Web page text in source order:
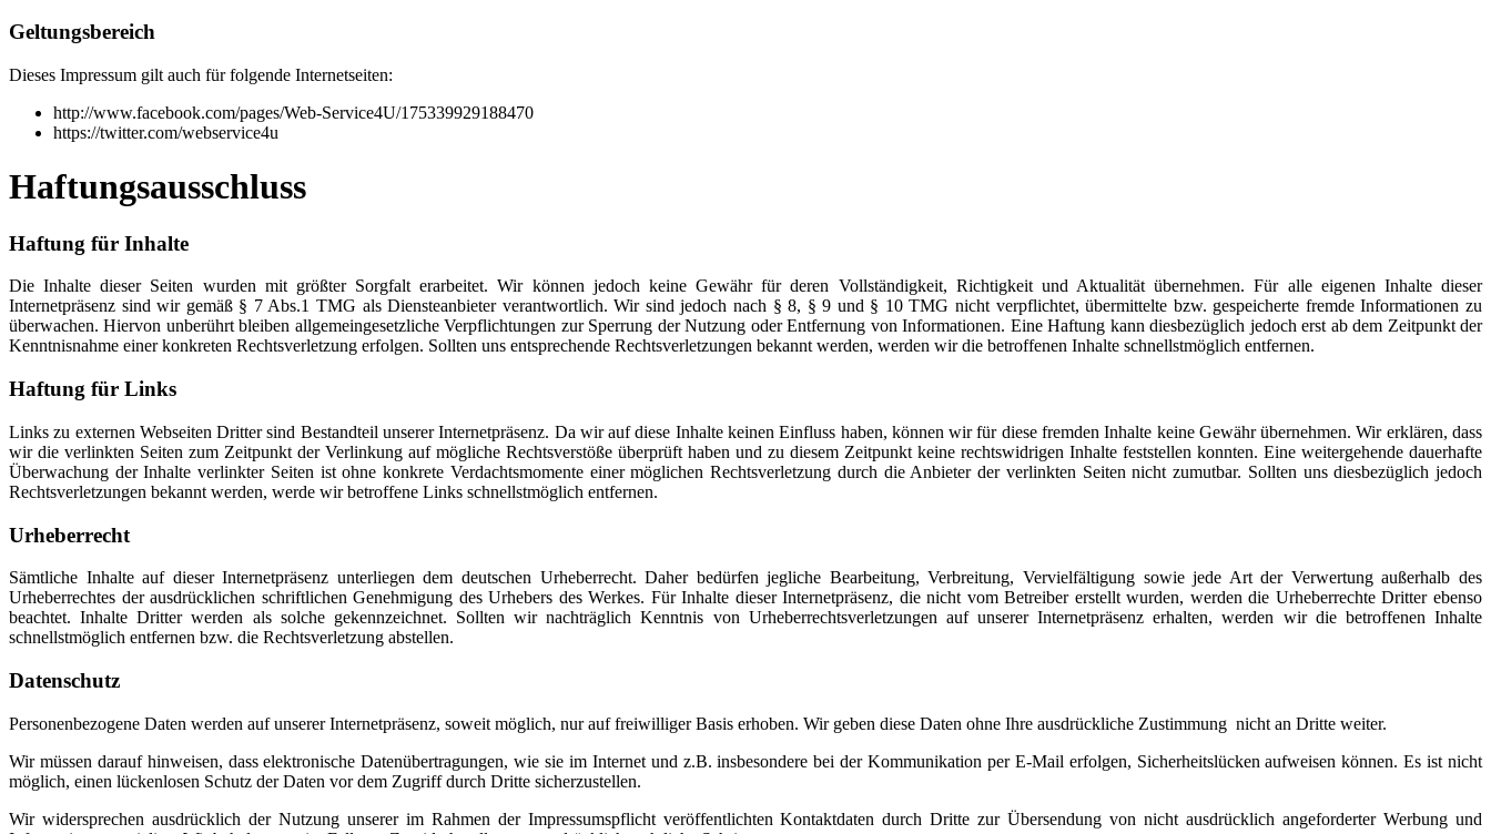
Geltungsbereich
Dieses Impressum gilt auch für folgende Internetseiten:
http://www.facebook.com/pages/Web-Service4U/175339929188470
https://twitter.com/webservice4u
Haftungsausschluss
Haftung für Inhalte
Die Inhalte dieser Seiten wurden mit größter Sorgfalt erarbeitet. Wir können jedoch keine Gewähr für deren Vollständigkeit, Richtigkeit und Aktualität übernehmen. Für alle eigenen Inhalte dieser
Internetpräsenz sind wir gemäß § 7 Abs.1 TMG als Diensteanbieter verantwortlich. Wir sind jedoch nach § 8, § 9 und § 10 TMG nicht verpflichtet, übermittelte bzw. gespeicherte fremde Informationen zu
überwachen. Hiervon unberührt bleiben allgemeingesetzliche Verpflichtungen zur Sperrung der Nutzung oder Entfernung von Informationen. Eine Haftung kann diesbezüglich jedoch erst ab dem Zeitpunkt der
Kenntnisnahme einer konkreten Rechtsverletzung erfolgen. Sollten uns entsprechende Rechtsverletzungen bekannt werden, werden wir die betroffenen Inhalte schnellstmöglich entfernen.
Haftung für Links
Links zu externen Webseiten Dritter sind Bestandteil unserer Internetpräsenz. Da wir auf diese Inhalte keinen Einfluss haben, können wir für diese fremden Inhalte keine Gewähr übernehmen. Wir erklären, dass
wir die verlinkten Seiten zum Zeitpunkt der Verlinkung auf mögliche Rechtsverstöße überprüft haben und zu diesem Zeitpunkt keine rechtswidrigen Inhalte feststellen konnten. Eine weitergehende dauerhafte
Überwachung der Inhalte verlinkter Seiten ist ohne konkrete Verdachtsmomente einer möglichen Rechtsverletzung durch die Anbieter der verlinkten Seiten nicht zumutbar. Sollten uns diesbezüglich jedoch
Rechtsverletzungen bekannt werden, werde wir betroffene Links schnellstmöglich entfernen.
Urheberrecht
Sämtliche Inhalte auf dieser Internetpräsenz unterliegen dem deutschen Urheberrecht. Daher bedürfen jegliche Bearbeitung, Verbreitung, Vervielfältigung sowie jede Art der Verwertung außerhalb des
Urheberrechtes der ausdrücklichen schriftlichen Genehmigung des Urhebers des Werkes. Für Inhalte dieser Internetpräsenz, die nicht vom Betreiber erstellt wurden, werden die Urheberrechte Dritter ebenso
beachtet. Inhalte Dritter werden als solche gekennzeichnet. Sollten wir nachträglich Kenntnis von Urheberrechtsverletzungen auf unserer Internetpräsenz erhalten, werden wir die betroffenen Inhalte
schnellstmöglich entfernen bzw. die Rechtsverletzung abstellen.
Datenschutz
Personenbezogene Daten werden auf unserer Internetpräsenz, soweit möglich, nur auf freiwilliger Basis erhoben. Wir geben diese Daten ohne Ihre ausdrückliche Zustimmung nicht an Dritte weiter.
Wir müssen darauf hinweisen, dass elektronische Datenübertragungen, wie sie im Internet und z.B. insbesondere bei der Kommunikation per E-Mail erfolgen, Sicherheitslücken aufweisen können. Es ist nicht
möglich, einen lückenlosen Schutz der Daten vor dem Zugriff durch Dritte sicherzustellen.
Wir widersprechen ausdrücklich der Nutzung unserer im Rahmen der Impressumspflicht veröffentlichten Kontaktdaten durch Dritte zur Übersendung von nicht ausdrücklich angeforderter Werbung und